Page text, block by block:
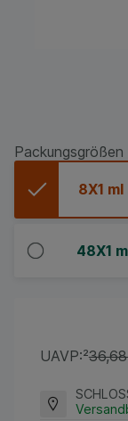
Packungsgrößen
8X1 ml
48X1
UAVP:²